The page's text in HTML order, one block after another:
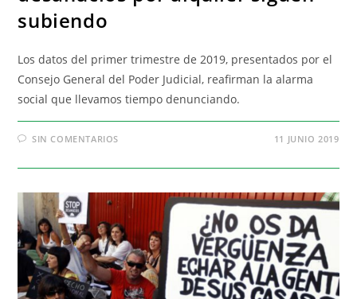
subiendo
Los datos del primer trimestre de 2019, presentados por el
Consejo General del Poder Judicial, reafirman la alarma
social que llevamos tiempo denunciando.
SIN COMENTARIOS 11 JUNIO 2019